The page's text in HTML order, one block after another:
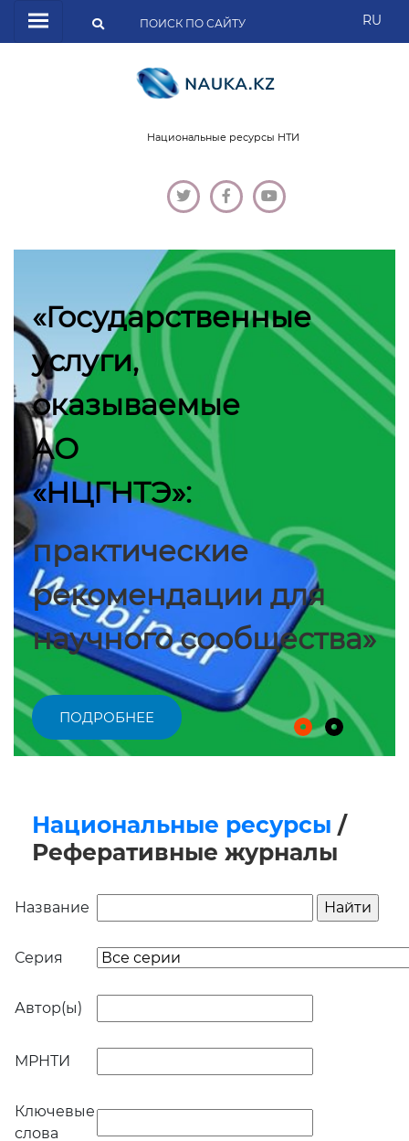
RU
Национальные ресурсы НТИ
«Государственные
услуги,
оказываемые
АО
«НЦГНТЭ»:
практические
рекомендации для
научного сообщества»
ПОДРОБНЕЕ
Национальные ресурсы /
Реферативные журналы
Название
Серия
Автор(ы)
МРНТИ
Ключевые
слова